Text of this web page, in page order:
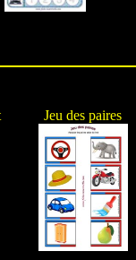
Jeu des paires